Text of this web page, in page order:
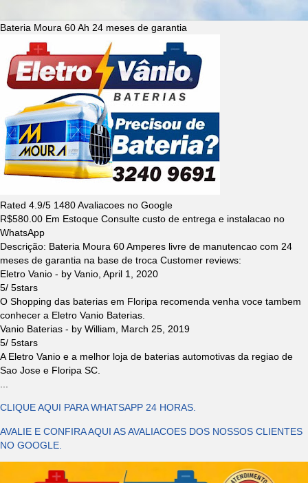
Bateria Moura 60 Ah 24 meses de garantia
Rated 4.9/5 1480Avaliacoes no Google
R$580.00 Em Estoque Consulte custo de entrega e instalacao no
WhatsApp
Descrição: Bateria Moura 60 Amperes livre de manutencao com 24
meses de garantia na base de troca Customer reviews:
Eletro Vanio - by Vanio April 1, 2020
5/ 5stars
O Shopping das baterias em Floripa recomenda venha voce tambem
conhecer a Eletro Vanio Baterias.
Vanio Baterias - by William
March 25, 2019
5/ 5stars
A Eletro Vanio e a melhor loja de baterias automotivas da regiao de
Sao Jose e Floripa SC.
CLIQUE AQUI PARA WHATSAPP 24 HORAS.
AVALIE E CONFIRA AQUI AS AVALIACOES DOS NOSSOS CLIENTES
NO GOOGLE.